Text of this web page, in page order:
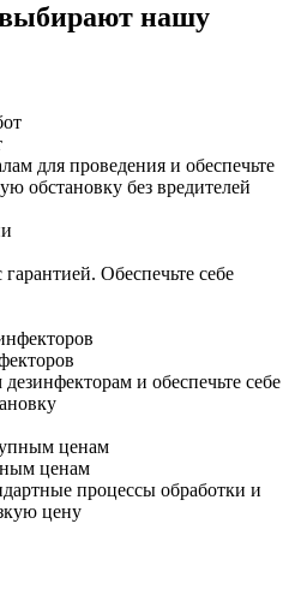
нашу
для проведения и обеспечьте
обстановку без вредителей
Обеспечьте себе
и обеспечьте себе
ценам
процессы обработки и
цену